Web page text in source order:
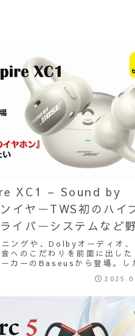
XC1 – Sound by
イヤーTWS初のハイ
イバーシステムなど
OWSが登場！
ングや、Dolbyオーディオ、
へのこだわりを前面に出した
カーのBaseusから登場。し